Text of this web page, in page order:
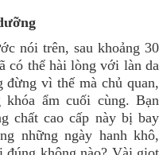
nói trên, sau khoảng 30
có thể hài lòng với làn da
đừng vì thế mà chủ quan,
ẩm cuối cùng. Bạn
chất cao cấp này bị bay
những ngày hanh khô,